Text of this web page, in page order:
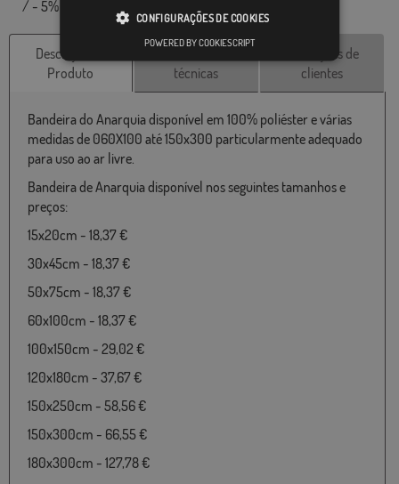
/ - 5% nas dimensões finais e tons de cores.
Descrição do
Produto
técnicas
Avaliações de
clientes
Bandeira do Anarquia disponível em 100% poliéster e várias
medidas de 060X100 até 150x300 particularmente adequado
para uso ao ar livre.
Bandeira de Anarquia disponível nos seguintes tamanhos e
preços:
15x20cm - 18,37 €
30x45cm - 18,37 €
50x75cm - 18,37 €
60x100cm - 18,37 €
100x150cm - 29,02 €
120x180cm - 37,67 €
150x250cm - 58,56 €
150x300cm - 66,55 €
180x300cm - 127,78 €
CONFIGURAÇÕES DE COOKIES
POWERED BY COOKIESCRIPT